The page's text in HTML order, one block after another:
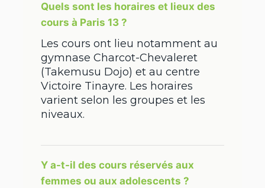
Quels sont les horaires et lieux des
cours à Paris 13 ?
Les cours ont lieu notamment au
gymnase Charcot-Chevaleret
(Takemusu Dojo) et au centre
Victoire Tinayre. Les horaires
varient selon les groupes et les
niveaux.
Y a-t-il des cours réservés aux
femmes ou aux adolescents ?